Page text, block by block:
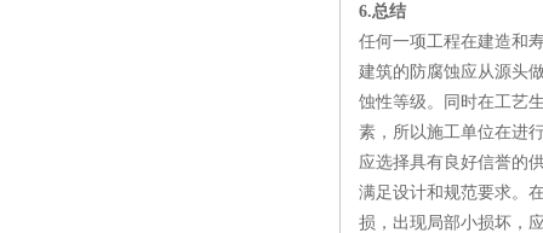
6.总结
任何一项工程在建造和
建筑的防腐蚀应从源头
蚀性等级。同时在工艺
素，所以施工单位在进
应选择具有良好信誉的
满足设计和规范要求。
损，出现局部小损坏，